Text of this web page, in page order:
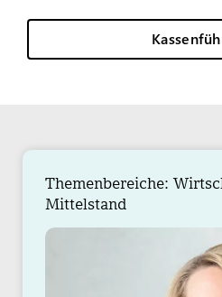
Themenbereiche:
Mittelstand